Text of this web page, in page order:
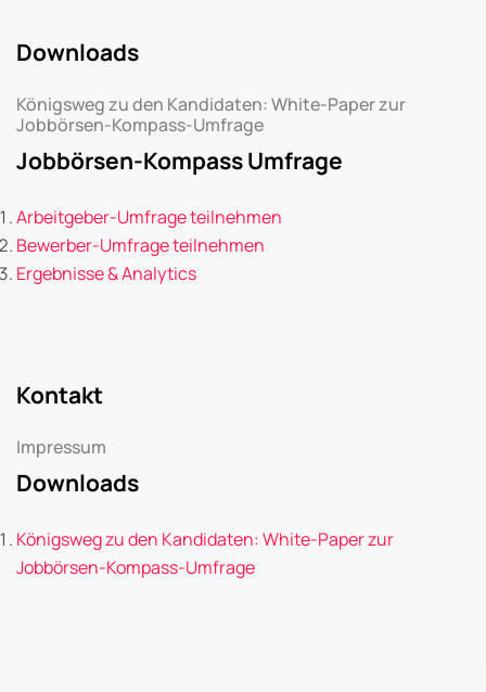
Downloads
Königsweg zu den Kandidaten: White-Paper zur
Jobbörsen-Kompass-Umfrage
Jobbörsen-Kompass Umfrage
Arbeitgeber-Umfrage teilnehmen
Bewerber-Umfrage teilnehmen
Ergebnisse & Analytics
Kontakt
Impressum
Downloads
Königsweg zu den Kandidaten: White-Paper zur
Jobbörsen-Kompass-Umfrage